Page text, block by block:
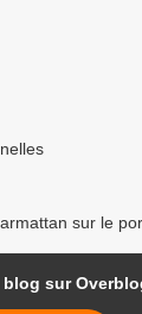
sur le
blog sur